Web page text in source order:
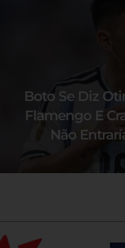
Boto Se Diz
Flamengo E
Não